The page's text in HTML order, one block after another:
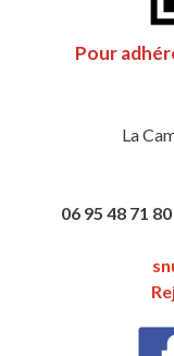
Pour
La
06 95 48 71